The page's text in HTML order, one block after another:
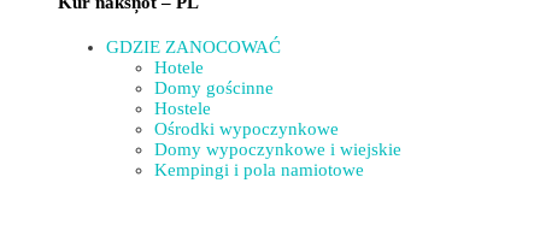
GDZIE ZANOCOWAĆ
Hotele
Domy gościnne
Hostele
Ośrodki wypoczynkowe
Domy wypoczynkowe i wiejskie
Kempingi i pola namiotowe